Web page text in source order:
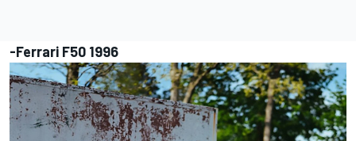
-Ferrari F50 1996